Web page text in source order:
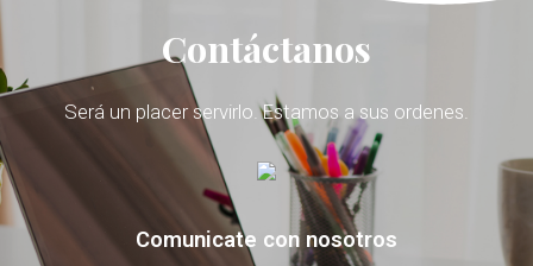
Contáctanos
Será un placer servirlo. Estamos a sus ordenes.
Comunicate con nosotros